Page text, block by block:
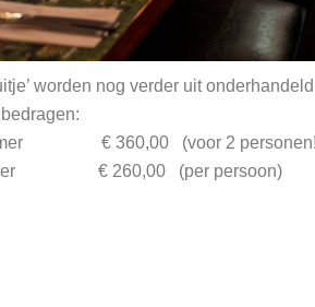
worden nog verder uit
€ 360,00 (voor 2
€ 260,00 (per persoon)